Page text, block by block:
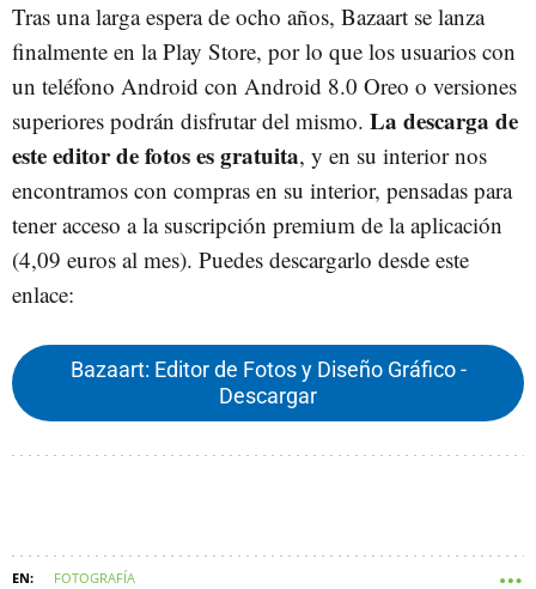
Tras una larga espera de ocho años, Bazaart se lanza
finalmente en la Play Store, por lo que los usuarios con
un teléfono Android con Android 8.0 Oreo o versiones
superiores podrán disfrutar del mismo. La descarga de
este editor de fotos es gratuita, y en su interior nos
encontramos con compras en su interior, pensadas para
tener acceso a la suscripción premium de la aplicación
(4,09 euros al mes). Puedes descargarlo desde este
enlace:
Bazaart: Editor de Fotos y Diseño Gráfico -
Descargar
FOTOGRAFÍA